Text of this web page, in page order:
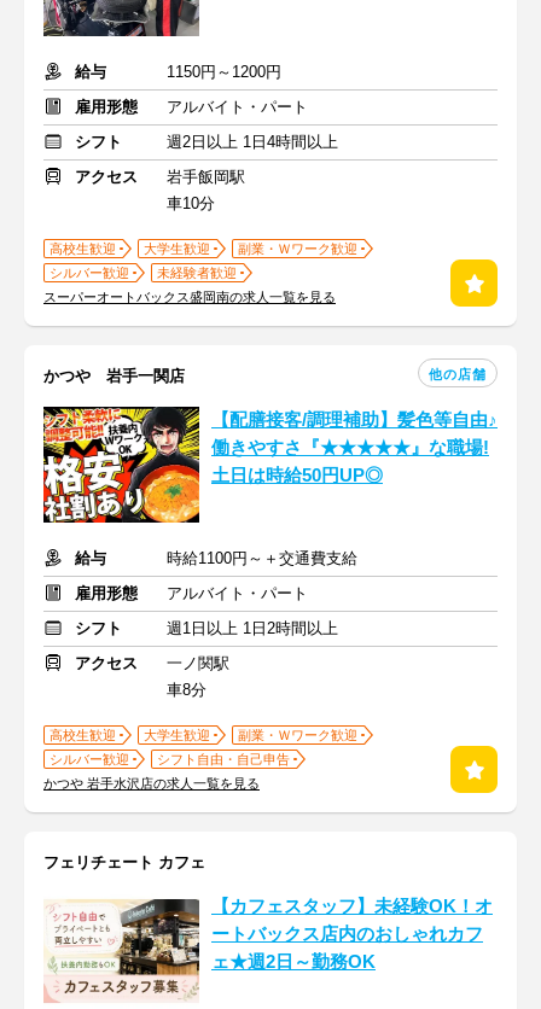
給与
1150円～1200円
雇用形態
アルバイト・パート
シフト
週2日以上 1日4時間以上
アクセス
岩手飯岡駅
車10分
高校生歓迎 大学生歓迎
副業・Ｗワーク歓迎
シルバー歓迎
未経験者歓迎
スーパーオートバックス盛岡南の求人一覧を見る
かつや 岩手一関店 他の店舗
【配膳接客/調理補助】髪色等自由♪
働きやすさ『★★★★★』な職場!
土日は時給50円UP◎
給与
時給1100円～＋交通費支給
雇用形態
アルバイト・パート
シフト
週1日以上 1日2時間以上
アクセス
一ノ関駅
車8分
高校生歓迎 大学生歓迎
副業・Ｗワーク歓迎
シルバー歓迎
シフト自由・自己申告
かつや 岩手水沢店の求人一覧を見る
フェリチェート カフェ
【カフェスタッフ】未経験OK！オ
ートバックス店内のおしゃれカフ
ェ★週2日～勤務OK